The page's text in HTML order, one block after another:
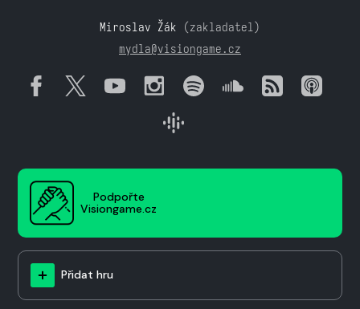
Miroslav Žák (zakladatel)
mydla@visiongame.cz
Podpořte
Visiongame.cz
Přidat hru